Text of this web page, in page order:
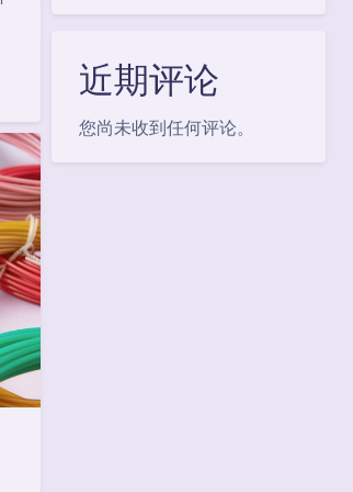
近期评论
您尚未收到任何评论。